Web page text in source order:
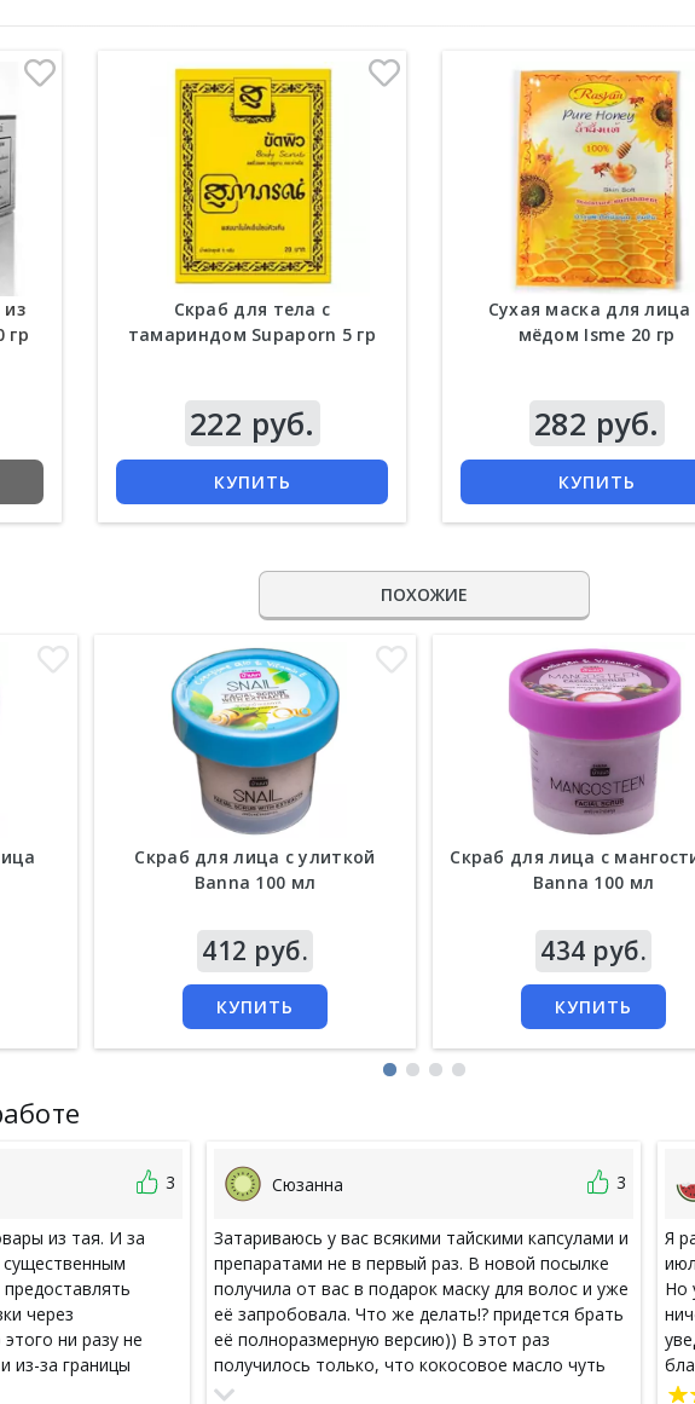
гр
Скраб для тела с
тамариндом Supaporn 5 гр
222 руб.
КУПИТЬ
Сухая маска для лица
мёдом Isme 20 гр
282 руб.
КУПИТЬ
ПОХОЖИЕ
Скраб для лица с улиткой
Banna 100 мл
412 руб.
КУПИТЬ
Скраб для лица с
Banna 100 мл
434 руб.
КУПИТЬ
3
из тая. И за
через
ни разу не
из-за границы
Сюзанна 3
Затариваюсь у вас всякими тайскими капсулами и
препаратами не в первый раз. В новой посылке
получила от вас в подарок маску для волос и уже
её запробовала. Что же делать!? придется брать
её полноразмерную версию)) В этот раз
получилось только, что кокосовое масло чуть
подтекло. В посылку не разлилось. Номер
Я
Но